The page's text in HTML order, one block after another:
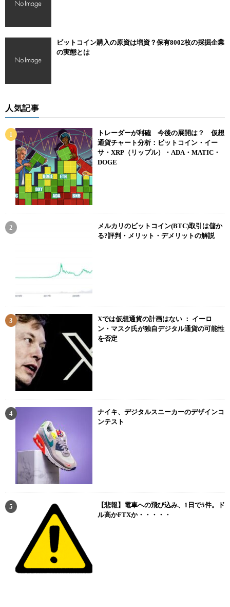
ビットコイン購入の原資は増資？保有8002枚の採掘企業
の実態とは
人気記事
トレーダーが利確 今後の展開は？ 仮想
通貨チャート分析：ビットコイン・イー
サ・XRP（リップル）・ADA・MATIC・
DOGE
メルカリのビットコイン(BTC)取引は儲か
る?評判・メリット・デメリットの解説
Xでは仮想通貨の計画はない ： イーロ
ン・マスク氏が独自デジタル通貨の可能性
を否定
ナイキ、デジタルスニーカーのデザインコ
ンテスト
【悲報】電車への飛び込み、1日で5件。ド
ル高かFTXか・・・・・